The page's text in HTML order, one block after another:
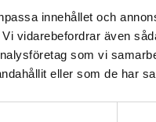
innehållet och
vidarebefordrar även
som vi
eller som de har